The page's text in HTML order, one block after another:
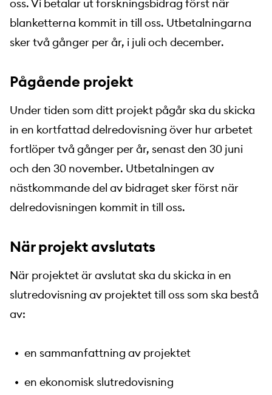
oss. Vi betalar ut forskningsbidrag först när
blanketterna kommit in till oss. Utbetalningarna
sker två gånger per år, i juli och december.
Pågående projekt
Under tiden som ditt projekt pågår ska du skicka
in en kortfattad delredovisning över hur arbetet
fortlöper två gånger per år, senast den 30 juni
och den 30 november. Utbetalningen av
nästkommande del av bidraget sker först när
delredovisningen kommit in till oss.
När projekt avslutats
När projektet är avslutat ska du skicka in en
slutredovisning av projektet till oss som ska bestå
av:
en sammanfattning av projektet
en ekonomisk slutredovisning